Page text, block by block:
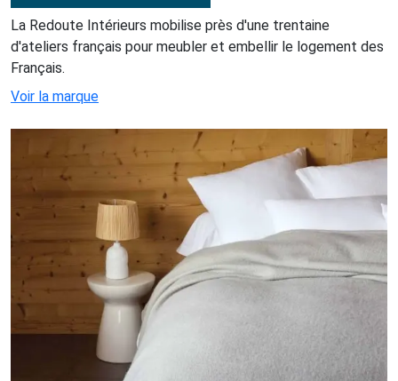
La Redoute Intérieurs mobilise près d'une trentaine
d'ateliers français pour meubler et embellir le logement des
Français.
Voir la marque